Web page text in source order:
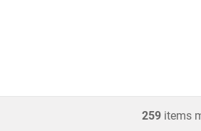
259 items